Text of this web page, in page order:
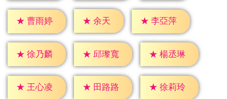
★ 曹雨婷 ★ 余天 ★ 李亞萍
★ 徐乃麟 ★ 邱瓈寬 ★ 楊丞琳
★ 王心凌 ★ 田路路 ★ 徐莉玲